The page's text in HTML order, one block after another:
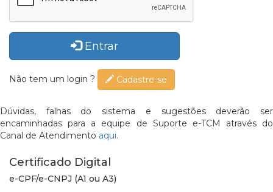
Entrar
Não tem um login ? Cadastre-se
Dúvidas, falhas do sistema e sugestões deverão ser
encaminhadas para a equipe de Suporte e-TCM através do
Canal de Atendimento aqui.
Certificado Digital
e-CPF/e-CNPJ (A1 ou A3)